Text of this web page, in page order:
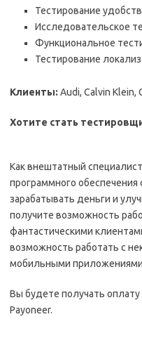
Тестирование
Исследовательское
Функциональное
Тестирование
Клиенты: Audi, Calvin Klein,
Хотите стать
Как внештатный
программного
зарабатывать деньги и
получите возможность
фантастическими
возможность работать с
мобильными приложениями
Вы будете получать
Payoneer.